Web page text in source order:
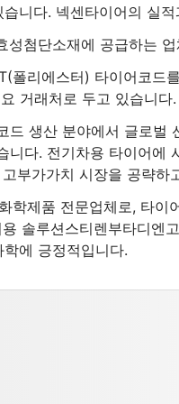
니다. 넥센타이어의 실
성첨단소재에 공급하는
폴리에스터) 타이어코
거래처로 두고 있습니다.
드 생산 분야에서 글로벌
니다. 전기차용 타이어에
부가가치 시장을 공략하
학제품 전문업체로, 타이
솔루션스티렌부타디엔
에 긍정적입니다.